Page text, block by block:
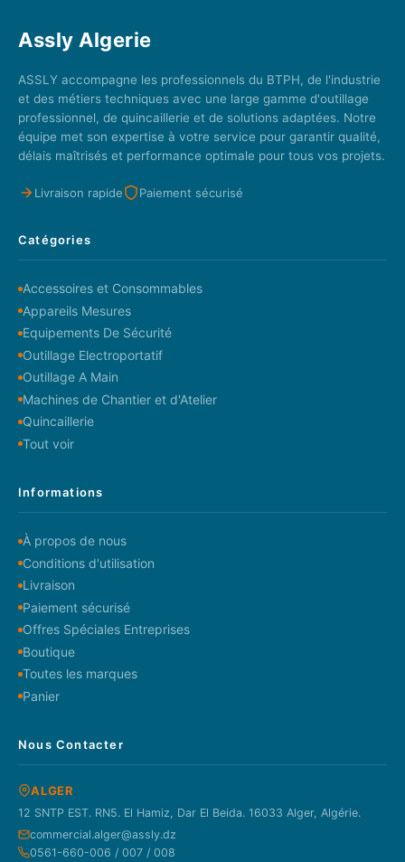
Assly Algerie
ASSLY accompagne les professionnels du BTPH, de l'industrie
et des métiers techniques avec une large gamme d'outillage
professionnel, de quincaillerie et de solutions adaptées. Notre
équipe met son expertise à votre service pour garantir qualité,
délais maîtrisés et performance optimale pour tous vos projets.
Livraison rapide Paiement sécurisé
Catégories
Accessoires et Consommables
Appareils Mesures
Equipements De Sécurité
Outillage Electroportatif
Outillage A Main
Machines de Chantier et d'Atelier
Quincaillerie
Tout voir
Informations
À propos de nous
Conditions d'utilisation
Livraison
Paiement sécurisé
Offres Spéciales Entreprises
Boutique
Toutes les marques
Panier
Nous Contacter
ALGER
12 SNTP EST. RN5. El Hamiz, Dar El Beida. 16033 Alger, Algérie.
commercial.alger@assly.dz
0561-660-006 / 007 / 008